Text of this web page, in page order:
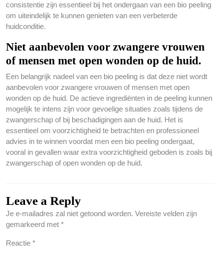
consistentie zijn essentieel bij het ondergaan van een bio peeling
om uiteindelijk te kunnen genieten van een verbeterde
huidconditie.
Niet aanbevolen voor zwangere vrouwen
of mensen met open wonden op de huid.
Een belangrijk nadeel van een bio peeling is dat deze niet wordt
aanbevolen voor zwangere vrouwen of mensen met open
wonden op de huid. De actieve ingrediënten in de peeling kunnen
mogelijk te intens zijn voor gevoelige situaties zoals tijdens de
zwangerschap of bij beschadigingen aan de huid. Het is
essentieel om voorzichtigheid te betrachten en professioneel
advies in te winnen voordat men een bio peeling ondergaat,
vooral in gevallen waar extra voorzichtigheid geboden is zoals bij
zwangerschap of open wonden op de huid.
Leave a Reply
Je e-mailadres zal niet getoond worden. Vereiste velden zijn
gemarkeerd met *
Reactie *